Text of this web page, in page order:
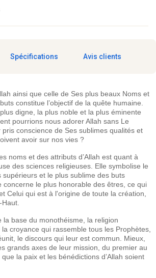
Spécifications Avis clients
ainsi que celle de Ses plus beaux Noms et
constitue l’objectif de la quête humaine.
digne, la plus noble et la plus éminente
pourrions nous adorer Allah sans Le
conscience de Ses sublimes qualités et
avoir sur nos vies ?
noms et des attributs d’Allah est quant à
des sciences religieuses. Elle symbolise le
supérieurs et le plus sublime des buts
concerne le plus honorable des êtres, ce qui
Celui qui est à l'origine de toute la création,
la base du monothéisme, la religion
la croyance qui rassemble tous les Prophètes,
le discours qui leur est commun. Mieux,
grands axes de leur mission, du premier au
la paix et les bénédictions d’Allah soient